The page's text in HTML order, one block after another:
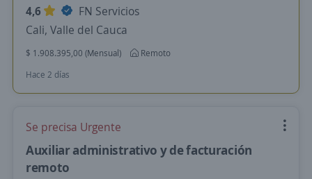
4,6
FN Servicios
Cali, Valle del Cauca
$ 1.908.395,00 (Mensual)
Remoto
Hace 2 días
Se precisa Urgente
Auxiliar administrativo y de facturación
remoto